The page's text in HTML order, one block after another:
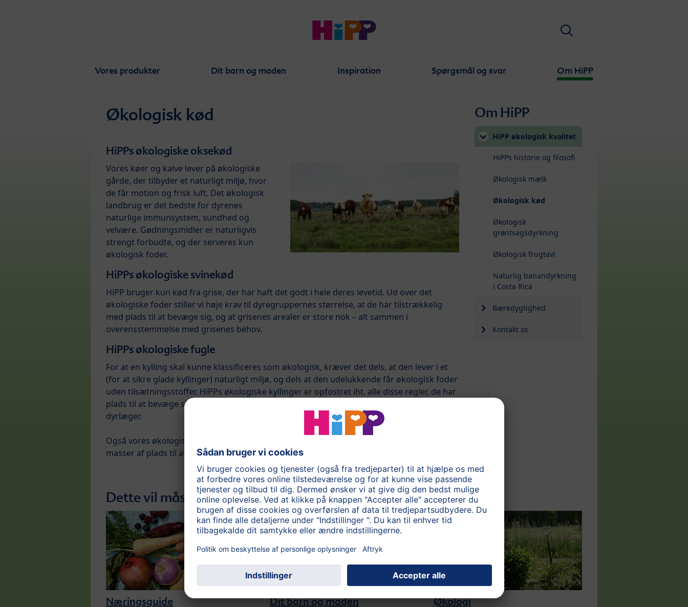
Vores produkter Dit barn og maden Inspiration Spørgsmål og svar Om HiPP
Søge
Økologisk kød
HiPPs økologiske oksekød
Vores køer og kalve lever på økologiske
gårde, der tilbyder et naturligt miljø, hvor
de får motion og frisk luft. Det økologisk
landbrug er det bedste for dyrenes
naturlige immunsystem, sundhed og
velvære. Gødningsmidler er naturligvis
strengt forbudte, og der serveres kun
økologisk foder.
HiPPs økologiske svinekød
HiPP bruger kun kød fra grise, der har haft det godt i hele deres levetid. Ud over det
økologiske foder stiller vi høje krav til dyregruppernes størrelse, at de har tilstrækkelig
med plads til at bevæge sig, og at grisenes arealer er store nok – alt sammen i
overensstemmelse med grisenes behov.
HiPPs økologiske fugle
For at en kylling skal kunne klassificeres som økologisk, kræver det dels, at den lever i et
(for at sikre glade kyllinger) naturligt miljø, og dels at den udelukkende får økologisk foder
uden tilsætningsstoffer. HiPPs økologiske kyllinger er opfostret iht. alle disse regler, de har
plads til at bevæge sig, skrabe og sandbade, og deres læggeforhold inspireres løbende af
dyrlæger.
Også vores økologiske kalkuner lever sådan, som det er tænkt fra naturens side – med
masser af plads til at bevæge sig. Og så spiser de naturligvis også kun økologisk foder.
Om HiPP
HiPP økologisk kvalitet
HiPPs historie og filosofi
Økologisk mælk
Økologisk kød
Økologisk
grøntsagsdyrkning
Økologisk frugtavl
Naturlig banandyrkning
i Costa Rica
Bæredygtighed
Kontakt os
Dette vil måske interessere dig:
Næringsguide Dit barn og maden Økologi